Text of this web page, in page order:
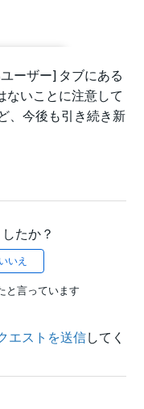
ーザー] タブにある
ないことに注意して
、今後も引き続き新
たか？
と言っています
エストを送信してく